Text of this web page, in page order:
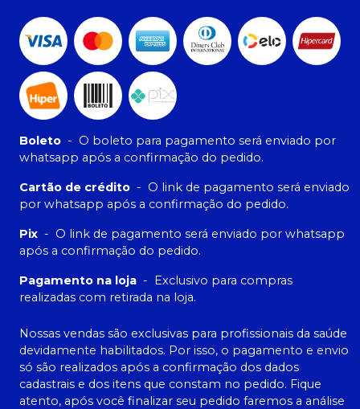
Boleto - O boleto para pagamento será enviado por
whatsapp após a confirmação do pedido.
Cartão de crédito - O link de pagamento será enviado
por whatsapp após a confirmação do pedido.
Pix - O link de pagamento será enviado por whatsapp
após a confirmação do pedido.
Pagamento na loja - Exclusivo para compras
realizadas com retirada na loja.
Nossas vendas são exclusivas para profissionais da saúde
devidamente habilitados. Por isso, o pagamento e envio
só são realizados após a confirmação dos dados
cadastrais e dos itens que constam no pedido. Fique
atento, após você finalizar seu pedido faremos a análise